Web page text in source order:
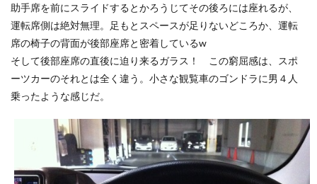
助手席を前にスライドするとかろうじてその後ろには座れるが、
運転席側は絶対無理。足もとスペースが足りないどころか、運転
席の椅子の背面が後部座席と密着しているw
そして後部座席の直後に迫り来るガラス！ この窮屈感は、スポ
ーツカーのそれとは全く違う。小さな観覧車のゴンドラに男４人
乗ったような感じだ。